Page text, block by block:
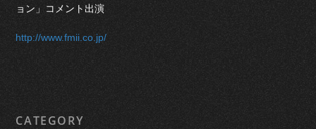
ョン」コメント出演
http://www.fmii.co.jp/
CATEGORY